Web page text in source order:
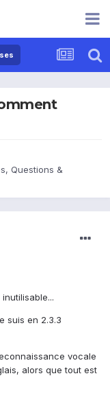
Questions &
suis en 2.3.3
vocale
alors que tout est